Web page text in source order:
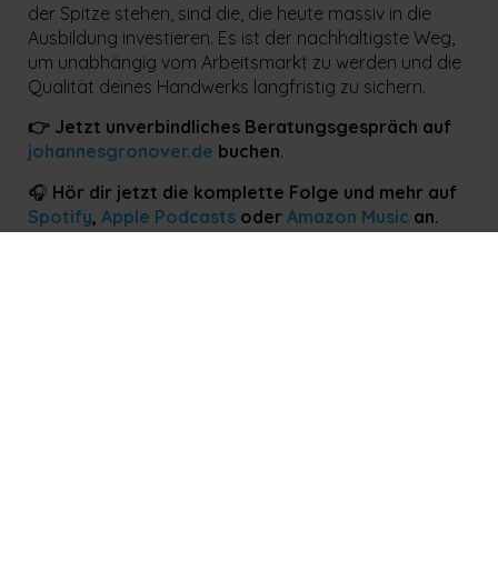
der Spitze stehen, sind die, die heute massiv in die
Ausbildung investieren. Es ist der nachhaltigste Weg,
um unabhängig vom Arbeitsmarkt zu werden und die
Qualität deines Handwerks langfristig zu sichern.
👉 Jetzt unverbindliches Beratungsgespräch auf
johannesgronover.de buchen.
🎧 Hör dir jetzt die komplette Folge und mehr auf
Spotify, Apple Podcasts oder Amazon Music an.